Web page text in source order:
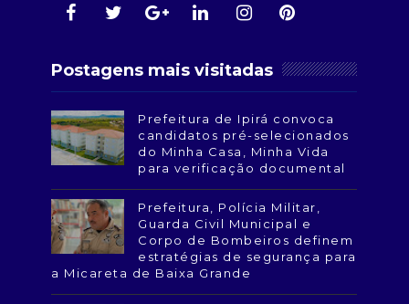
Postagens mais visitadas
Prefeitura de Ipirá convoca
candidatos pré-selecionados
do Minha Casa, Minha Vida
para verificação documental
Prefeitura, Polícia Militar,
Guarda Civil Municipal e
Corpo de Bombeiros definem
estratégias de segurança para
a Micareta de Baixa Grande